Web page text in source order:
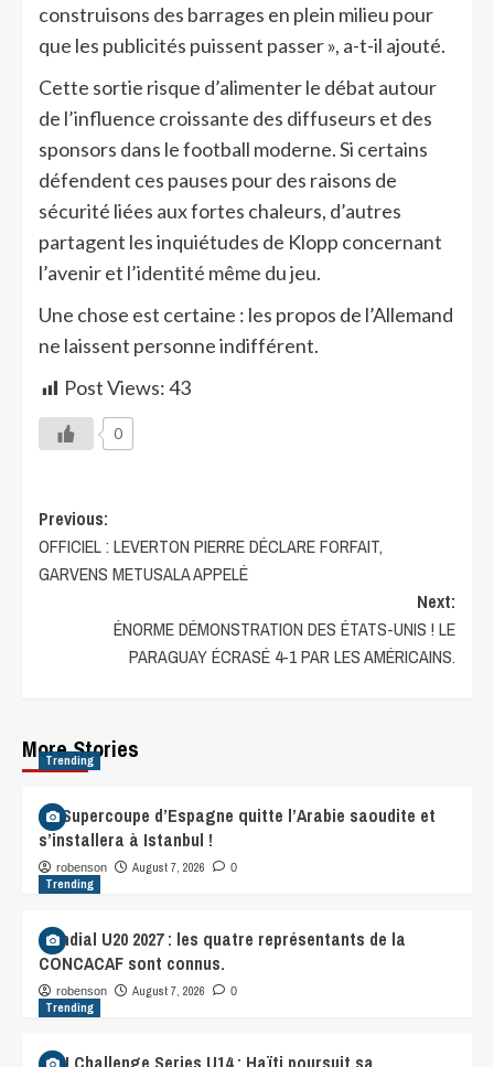
construisons des barrages en plein milieu pour
que les publicités puissent passer », a-t-il ajouté.
Cette sortie risque d’alimenter le débat autour
de l’influence croissante des diffuseurs et des
sponsors dans le football moderne. Si certains
défendent ces pauses pour des raisons de
sécurité liées aux fortes chaleurs, d’autres
partagent les inquiétudes de Klopp concernant
l’avenir et l’identité même du jeu.
Une chose est certaine : les propos de l’Allemand
ne laissent personne indifférent.
Post Views:43
0
Previous:
OFFICIEL : LEVERTON PIERRE DÉCLARE FORFAIT,
GARVENS METUSALA APPELÉ
Next:
ÉNORME DÉMONSTRATION DES ÉTATS-UNIS ! LE
PARAGUAY ÉCRASÉ 4-1 PAR LES AMÉRICAINS.
More Stories
Trending
La Supercoupe d’Espagne quitte l’Arabie saoudite et
s’installera à Istanbul !
robenson August 7, 2026 0
Trending
Mondial U20 2027 : les quatre représentants de la
CONCACAF sont connus.
robenson August 7, 2026 0
Trending